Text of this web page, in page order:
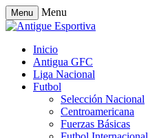
Menu Menu
Inicio
Antigua GFC
Liga Nacional
Futbol
Selección Nacional
Centroamericana
Fuerzas Básicas